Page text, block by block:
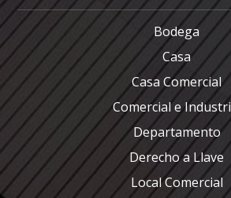
Bodega
Casa
Casa Comercial
Comercial e
Departamento
Derecho a Llave
Local Comercial